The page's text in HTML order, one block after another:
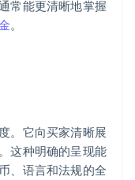
常能更清晰地掌握
。
。它向买家清晰展
这种明确的呈现能
、语言和法规的全